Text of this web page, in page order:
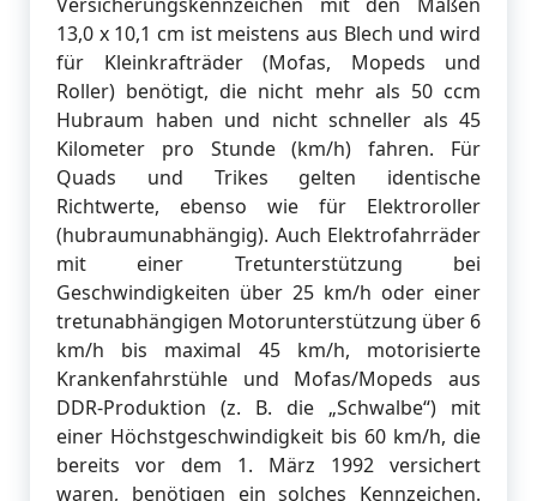
13,0 x 10,1 cm ist meistens aus Blech und wird
für Kleinkrafträder (Mofas, Mopeds und
Roller) benötigt, die nicht mehr als 50 ccm
Hubraum haben und nicht schneller als 45
Kilometer pro Stunde (km/h) fahren. Für
Quads und Trikes gelten identische
Richtwerte, ebenso wie für Elektroroller
(hubraumunabhängig). Auch Elektrofahrräder
mit einer Tretunterstützung bei
Geschwindigkeiten über 25 km/h oder einer
tretunabhängigen Motorunterstützung über 6
km/h bis maximal 45 km/h, motorisierte
Krankenfahrstühle und Mofas/Mopeds aus
DDR-Produktion (z. B. die „Schwalbe“) mit
einer Höchstgeschwindigkeit bis 60 km/h, die
bereits vor dem 1. März 1992 versichert
waren, benötigen ein solches Kennzeichen.